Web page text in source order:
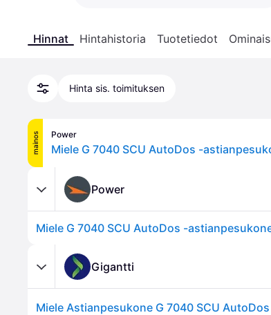
Hinnat Hintahistoria Tuotetiedot
Hinta sis. toimituksen
mainos Power
Miele G 7040 SCU AutoDos -
Power
Miele G 7040 SCU AutoDos -
Gigantti
Miele Astianpesukone G 7040 SCU